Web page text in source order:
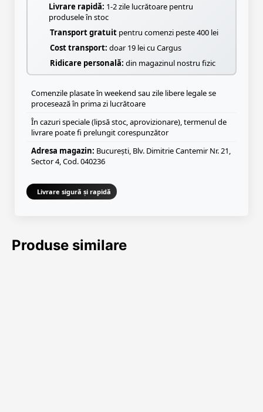
Livrare rapidă: 1-2 zile lucrătoare pentru
produsele în stoc
Transport gratuit pentru comenzi peste 400 lei
Cost transport: doar 19 lei cu Cargus
Ridicare personală: din magazinul nostru fizic
Comenzile plasate în weekend sau zile libere legale se
procesează în prima zi lucrătoare
În cazuri speciale (lipsă stoc, aprovizionare), termenul de
livrare poate fi prelungit corespunzător
Adresa magazin: București, Blv. Dimitrie Cantemir Nr. 21,
Sector 4, Cod. 040236
Livrare sigură și rapidă
Produse similare